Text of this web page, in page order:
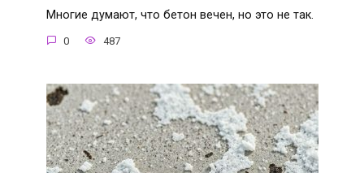
Многие думают, что бетон вечен, но это не так.
0 487